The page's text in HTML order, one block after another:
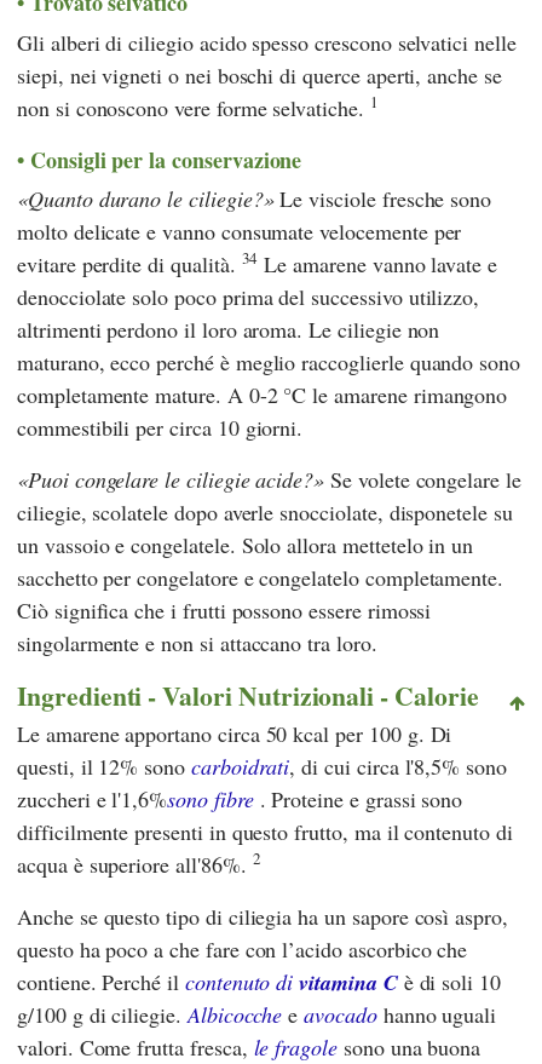
Gli alberi di ciliegio acido spesso crescono selvatici nelle
siepi, nei vigneti o nei boschi di querce aperti, anche se
non si conoscono vere forme selvatiche. 1
Consigli per la conservazione
Quanto durano le ciliegie? Le visciole fresche sono
molto delicate e vanno consumate velocemente per
evitare perdite di qualità. 34 Le amarene vanno lavate e
denocciolate solo poco prima del successivo utilizzo,
altrimenti perdono il loro aroma. Le ciliegie non
maturano, ecco perché è meglio raccoglierle quando sono
completamente mature. A 0-2 °C le amarene rimangono
commestibili per circa 10 giorni.
Puoi congelare le ciliegie acide? Se volete congelare le
ciliegie, scolatele dopo averle snocciolate, disponetele su
un vassoio e congelatele. Solo allora mettetelo in un
sacchetto per congelatore e congelatelo completamente.
Ciò significa che i frutti possono essere rimossi
singolarmente e non si attaccano tra loro.
Ingredienti - Valori Nutrizionali - Calorie
Le amarene apportano circa 50 kcal per 100 g. Di
questi, il 12% sono carboidrati, di cui circa l'8,5% sono
zuccheri e l'1,6%sono fibre. Proteine e grassi sono
difficilmente presenti in questo frutto, ma il contenuto di
acqua è superiore all'86%. 2
Anche se questo tipo di ciliegia ha un sapore così aspro,
questo ha poco a che fare con l’acido ascorbico che
contiene. Perché il contenuto divitamina Cè di soli 10
g/100 g di ciliegie.Albicocche eavocadohanno uguali
valori. Come frutta fresca, le fragolesono una buona